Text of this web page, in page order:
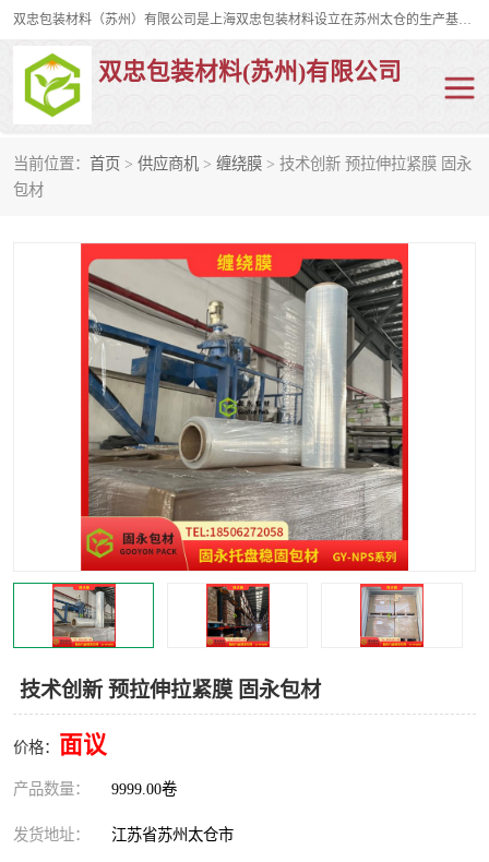
双忠包装材料（苏州）有限公司是上海双忠包装材料设立在苏州太仓的生产基地，占地约2万平米，产品主要有打孔缠绕膜，拉伸蜂窝纸，集装箱充气袋，滑托板，打包带，裹包网兜，防滑纸等箱体和托盘的运输和保护性包材。固永包材®，GooYon Pack®，是我们保护性包装材料的专属品牌。
双忠包装材料(苏州)有限公司
当前位置： 首页 > 供应商机 > 缠绕膜 > 技术创新 预拉伸拉紧膜 固永
包材
技术创新 预拉伸拉紧膜 固永包材
价格： 面议
产品数量： 9999.00卷
发货地址： 江苏省苏州太仓市
打孔缠绕膜
裹包网兜 纤维打包带
充气袋
缠绕膜
托盘裹包网兜
托盘捆绑带